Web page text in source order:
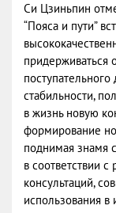
Си Цзиньпин
“Пояса и пути”
придерживаться
стабильности,
в жизнь новую
формирование
поднимая знамя
в соответствии
консультаций,
использования в